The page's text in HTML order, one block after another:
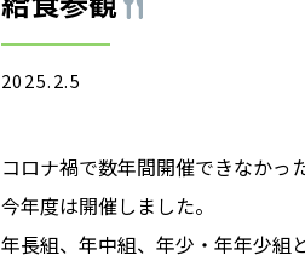
2025.2.5
コロナ禍で数年間開催できなかっ
今年度は開催しました。
年長組、年中組、年少・年年少組